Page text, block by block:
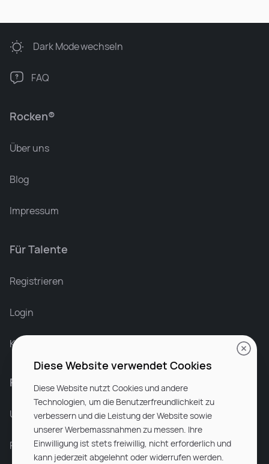
Rocken®
Über uns
Blog
Impressum
Für Talente
Registrieren
Login
Karriere bei Rocken
Für Unternehmen
Unsere Dienstleistungen
Partnerunternehmen
Dark Modewechseln
FAQ
Diese Website verwendet Cookies
Diese Website nutzt Cookies und andere
Technologien, um die Benutzerfreundlichkeit zu
verbessern und die Leistung der Website sowie
unserer Werbemassnahmen zu messen. Ihre
Einwilligung ist stets freiwillig, nicht erforderlich und
kann jederzeit abgelehnt oder widerrufen werden.